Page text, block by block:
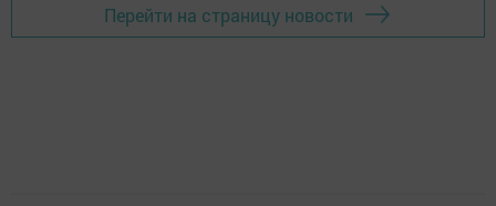
Перейти на страницу новости